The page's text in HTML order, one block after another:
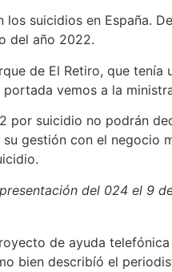
suicidios en España.
del año 2022.
de El Retiro, que
vemos a la
suicidio no podrán
gestión con el negocio
del 024 el 9
de ayuda
bien describíó el